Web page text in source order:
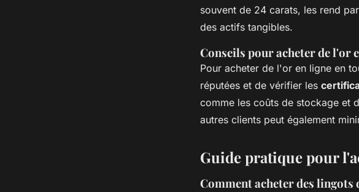
souvent de 24 carats, les rend
des actifs tangibles.
Conseils pour acheter de l'or
Pour acheter de l'or en ligne en
réputées et de vérifier les
comme les coûts de stockage et
autres clients peut également
Guide pratique pour
Comment acheter des lingots